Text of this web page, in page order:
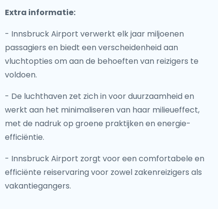
Extra informatie:
- Innsbruck Airport verwerkt elk jaar miljoenen
passagiers en biedt een verscheidenheid aan
vluchtopties om aan de behoeften van reizigers te
voldoen.
- De luchthaven zet zich in voor duurzaamheid en
werkt aan het minimaliseren van haar milieueffect,
met de nadruk op groene praktijken en energie-
efficiëntie.
- Innsbruck Airport zorgt voor een comfortabele en
efficiënte reiservaring voor zowel zakenreizigers als
vakantiegangers.